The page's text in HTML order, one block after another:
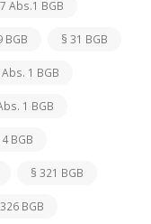
Abs.1 BGB
BGB § 31 BGB
1 BGB
1 BGB
BGB
§ 321 BGB
BGB